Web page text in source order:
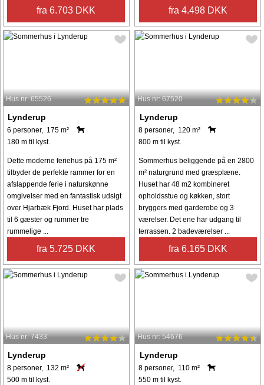
fra 6.703 DKK fra 4.498 DKK
Hus nr: 65526
Lynderup
6 personer, 175 m²
180 m til kyst.
Dette moderne feriehus på 175 m²
tilbyder de perfekte rammer for en
afslappende ferie i naturskønne
omgivelser med en fantastisk udsigt
over Hjarbæk Fjord. Huset har plads
til 6 gæster og rummer tre
rummelige ...
fra 5.725 DKK
Hus nr: 67520
Lynderup
8 personer, 120 m²
800 m til kyst.
Sommerhus beliggende på en 2800
m² naturgrund med græsplæne.
Huset har 48 m2 kombineret
opholdsstue og køkken, stort
bryggers med garderobe og 3
værelser. Det ene har udgang til
terrassen. 2 badeværelser ...
fra 6.165 DKK
Hus nr: 7433
Lynderup
8 personer, 132 m²
500 m til kyst.
Hus nr: 54676
Lynderup
8 personer, 110 m²
550 m til kyst.